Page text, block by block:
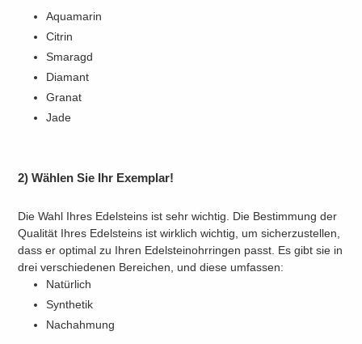
Aquamarin
Citrin
Smaragd
Diamant
Granat
Jade
2) Wählen Sie Ihr Exemplar!
Die Wahl Ihres Edelsteins ist sehr wichtig. Die Bestimmung der
Qualität Ihres Edelsteins ist wirklich wichtig, um sicherzustellen,
dass er optimal zu Ihren Edelsteinohrringen passt. Es gibt sie in
drei verschiedenen Bereichen, und diese umfassen:
Natürlich
Synthetik
Nachahmung